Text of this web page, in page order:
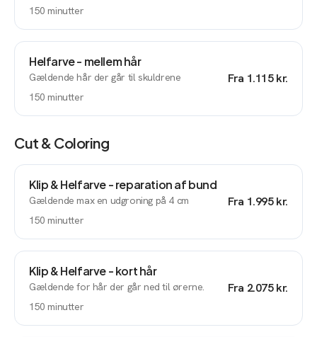
150 minutter
Helfarve - mellem hår
Gældende hår der går til skuldrene
150 minutter
Fra 1.115 kr.
Cut & Coloring
Klip & Helfarve - reparation af bund
Gældende max en udgroning på 4 cm
150 minutter
Fra 1.995 kr.
Klip & Helfarve - kort hår
Gældende for hår der går ned til ørerne.
150 minutter
Fra 2.075 kr.